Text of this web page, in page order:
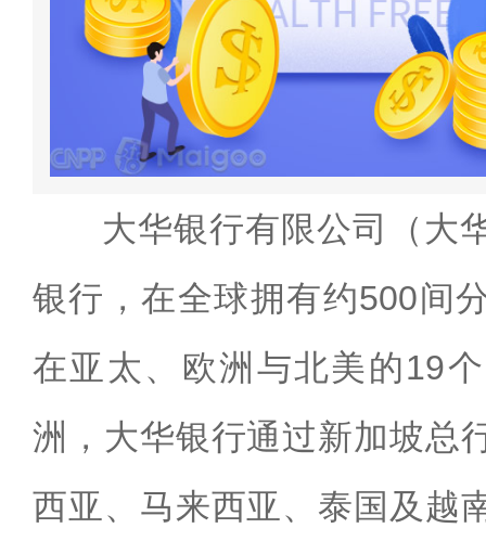
大华银行有限公司（大
银行，在全球拥有约500间
在亚太、欧洲与北美的19
洲，大华银行通过新加坡总
西亚、马来西亚、泰国及越